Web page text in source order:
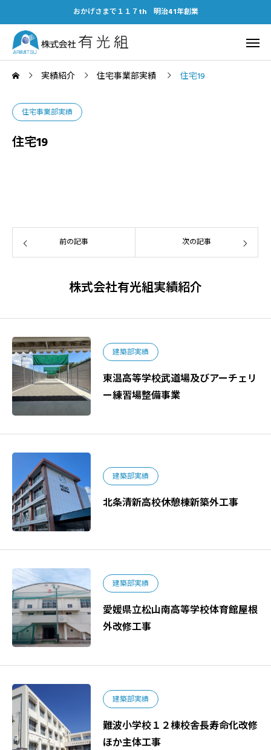
おかげさまで１１７th 明治41年創業
実績紹介 住宅事業部実績 住宅19
住宅事業部実績
住宅19
前の記事 次の記事
株式会社有光組実績紹介
建築部実績
東温高等学校武道場及びアーチェリ
ー練習場整備事業
建築部実績
北条清新高校休憩棟新築外工事
建築部実績
愛媛県立松山南高等学校体育館屋根
外改修工事
建築部実績
難波小学校１２棟校舎長寿命化改修
ほか主体工事